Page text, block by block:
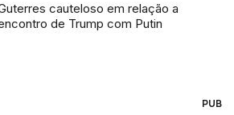
cauteloso em relação a
de Trump com Putin
PUB